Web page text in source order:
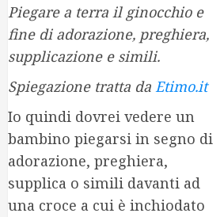
Piegare a terra il ginocchio e
fine di adorazione, preghiera,
supplicazione e simili.
Spiegazione tratta da Etimo.it
Io quindi dovrei vedere un
bambino piegarsi in segno di
adorazione, preghiera,
supplica o simili davanti ad
una croce a cui è inchiodato